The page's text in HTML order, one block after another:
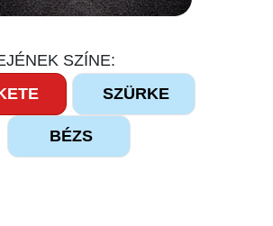
SZÍNE:
SZÜRKE
BÉZS